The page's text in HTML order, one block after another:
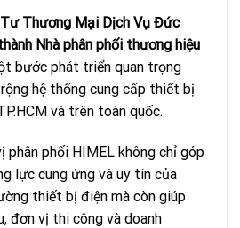
Thương Mại Dịch Vụ Đức
Nhà phân phối thương hiệu
bước phát triển quan trọng
hệ thống cung cấp thiết bị
và trên toàn quốc.
phân phối HIMEL không chỉ góp
lực cung ứng và uy tín của
thiết bị điện mà còn giúp
đơn vị thi công và doanh